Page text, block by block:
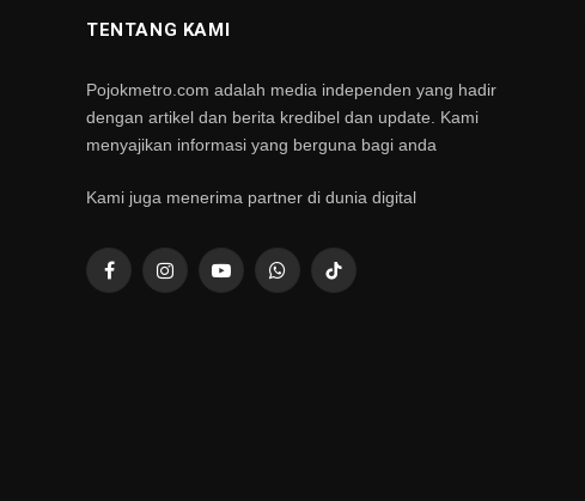
TENTANG KAMI
Pojokmetro.com adalah media independen yang hadir
dengan artikel dan berita kredibel dan update. Kami
menyajikan informasi yang berguna bagi anda
Kami juga menerima partner di dunia digital
FacebookInstagramYouTubeWhatsAppTikTok